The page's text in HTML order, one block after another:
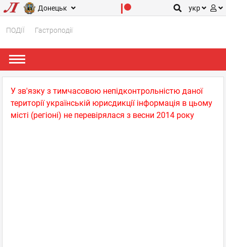
Донецьк укр
ПОДІЇ Гастроподії
У зв'язку з тимчасовою непідконтрольністю даної
території українській юрисдикції інформація в цьому
місті (регіоні) не перевірялася з весни 2014 року